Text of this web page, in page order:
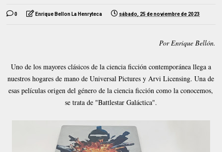
0 Enrique Bellon La Henryteca sábado, 25 de noviembre de 2023
Por Enrique Bellón.
Uno de los mayores clásicos de la ciencia ficción contemporánea llega a
nuestros hogares de mano de Universal Pictures y Arvi Licensing. Una de
esas películas origen del género de la ciencia ficción como la conocemos,
se trata de "Battlestar Galáctica".